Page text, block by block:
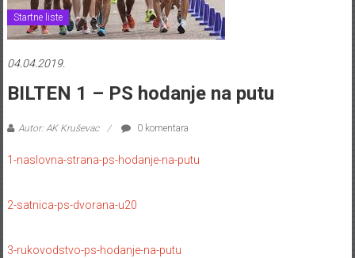
Startne liste
04.04.2019.
BILTEN 1 – PS hodanje na putu
Autor: AK Kruševac 0 komentara
1-naslovna-strana-ps-hodanje-na-putu
2-satnica-ps-dvorana-u20
3-rukovodstvo-ps-hodanje-na-putu